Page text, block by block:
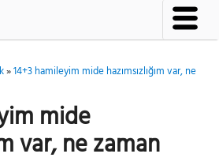
»14+3 hamileyim mide hazımsızlığım var, ne
mide
var, ne zaman